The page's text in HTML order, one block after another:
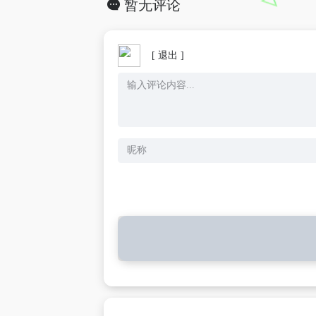
暂无评论
[ 退出 ]